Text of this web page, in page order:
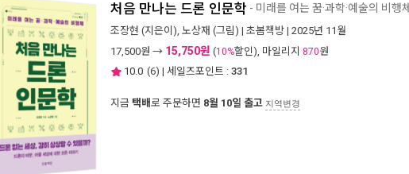
처음 만나는 드론 인문학 - 미래를 여는 꿈·과학·예술의 비행체
조장현 (지은이), 노상재 (그림) | 초봄책방 | 2025년 11월
17,500원 → 15,750원 (10%할인), 마일리지 870원
10.0 (6) | 세일즈포인트 : 331
지금 택배로 주문하면 8월 10일 출고 지역변경